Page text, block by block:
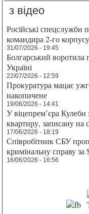
з відео
Російські спецслужби
командира 2-го
31/07/2026 - 19:45
Болгарський воротила
Україні
22/07/2026 - 12:59
Прокуратура мацає
накопичене
19/06/2026 - 14:41
У віцепрем’єра
квартиру, записану на
17/06/2026 - 18:19
Співробітник СБУ
кримінальну справу за
16/06/2026 - 16:56